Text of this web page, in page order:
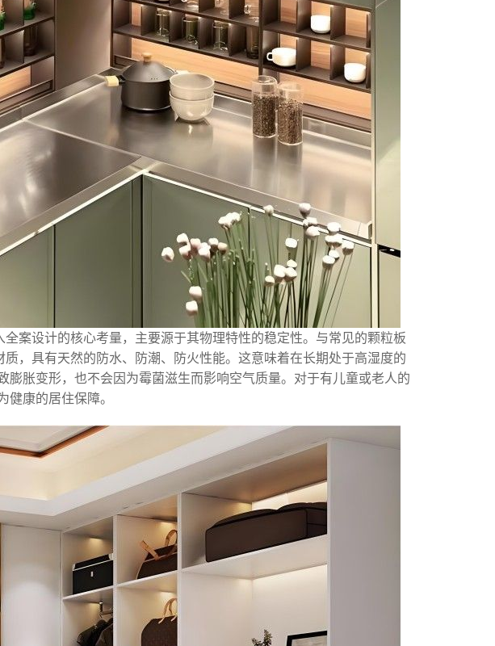
案设计的核心考量，主要源于其物理特性的稳定性。与常见的颗粒板
，具有天然的防水、防潮、防火性能。这意味着在长期处于高湿度的
膨胀变形，也不会因为霉菌滋生而影响空气质量。对于有儿童或老人的
健康的居住保障。